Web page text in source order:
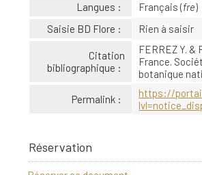
Langues :
Français (fre)
Saisie BD Flore :
Rien à saisir
Citation
bibliographique :
FERREZ Y. &
France.
botanique
Permalink :
https://
Réservation